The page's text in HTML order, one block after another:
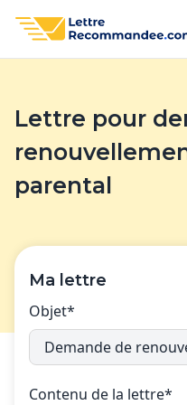
Lettre pour
parental
Ma lettre
Objet*
Contenu de la lettre*